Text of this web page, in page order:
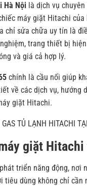
Hà Nội là dịch vụ
máy giặt Hitachi
chỉ sửa chữa uy tín là
trang thiết bị
và giá cả hợp lý.
chính là cầu nối giúp
về các dịch vụ, hướng
giặt Hitachi.
GAS TỦ LẠNH HITACHI
giặt
triển năng động,
tiêu dùng không chỉ